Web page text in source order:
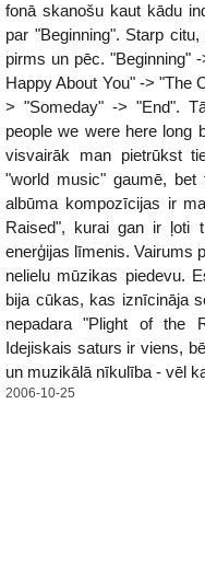
fonā skanošu kaut kādu
par "Beginning". Starp
pirms un pēc. "Beginning"
Happy About You" -> "The
> "Someday" -> "End".
people we were here long
visvairāk man pietrūkst
"world music" gaumē,
albūma kompozīcijas ir
Raised", kurai gan ir ļoti
enerģijas līmenis. Vairums
nelielu mūzikas piedevu.
bija cūkas, kas iznīcināja
nepadara "Plight of the
Idejiskais saturs ir viens,
un muzikālā nīkulība - vēl
2006-10-25